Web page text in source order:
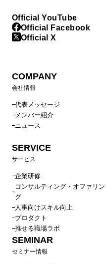
既任管理職研修新任管理職
推せる職場ゲームで体感す
プロジェクトマネジメント
エンゲージメントサーベイ
エンゲージメントワーク
マネジメント層向け理念浸
中途オンボーディング支
け）
キャリアクラフトシリーズ
修
チーム伴走支援組織開発プ
90日で成果を出すマネジ
エンゲージメントが高いチ
職プログラム（管理職研修
Official YouTube
Official Facebook
Official X
COMPANY
会社情報
代表メッセージ
メンバー紹介
ニュース
SERVICE
サービス
企業研修
コンサルティング・オファリン
グ
人事向けスキル向上
プロダクト
推せる職場ラボ
SEMINAR
セミナー情報